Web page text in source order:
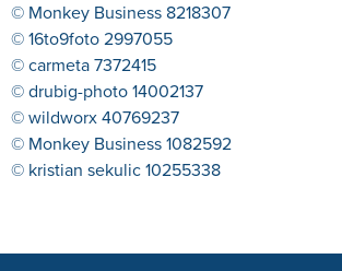
© Monkey Business 8218307
© 16to9foto 2997055
© carmeta 7372415
© drubig-photo 14002137
© wildworx 40769237
© Monkey Business 1082592
© kristian sekulic 10255338